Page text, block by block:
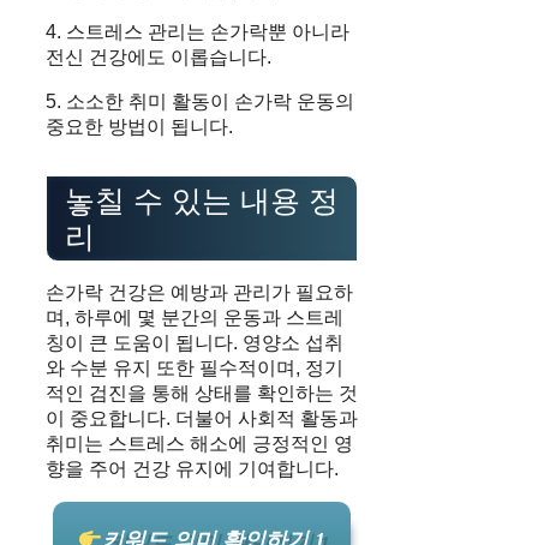
4. 스트레스 관리는 손가락뿐 아니라
전신 건강에도 이롭습니다.
5. 소소한 취미 활동이 손가락 운동의
중요한 방법이 됩니다.
놓칠 수 있는 내용 정
리
손가락 건강은 예방과 관리가 필요하
며, 하루에 몇 분간의 운동과 스트레
칭이 큰 도움이 됩니다. 영양소 섭취
와 수분 유지 또한 필수적이며, 정기
적인 검진을 통해 상태를 확인하는 것
이 중요합니다. 더불어 사회적 활동과
취미는 스트레스 해소에 긍정적인 영
향을 주어 건강 유지에 기여합니다.